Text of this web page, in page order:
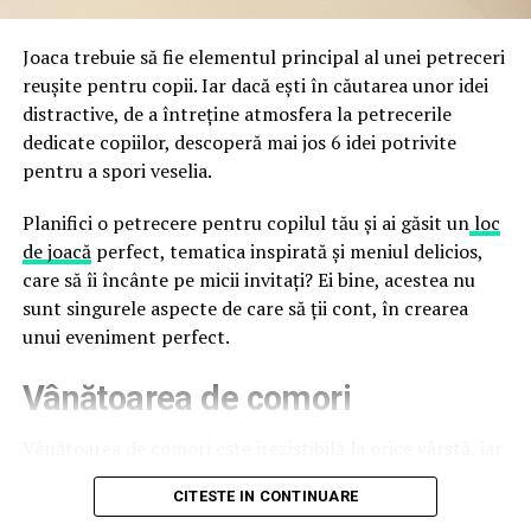
false până la tentative de furt al datelor personale și
financiare. Instituția recomandă verificarea atentă a
sursei mesajelor și raportarea incidentelor la numărul
unic 1911.
Campaniile identificate în ultimele săptămâni folosesc
false de streaming, coduri QR malițioase și mesaje care
promit bilete, rambursări, premii sau acces gratuit la
meciuri. FBI a emis în luna mai un avertisment privind
site-urile care clonează platforma oficială prin
modificări minore ale denumirii domeniului, precum
a colecta date personale și bancare.
de cercetătorii în securitate, ar opera peste 300 de
pagini de phishing care reproduc ecranul de
Joaca trebuie să fie elementul principal al unei petreceri
reușite pentru copii. Iar dacă ești în căutarea unor idei
distractive, de a întreține atmosfera la petrecerile
dedicate copiilor, descoperă mai jos 6 idei potrivite
pentru a spori veselia.
Planifici o petrecere pentru copilul tău și ai găsit unloc
de joacăperfect, tematica inspirată și meniul delicios,
care să îi încânte pe micii invitați? Ei bine, acestea nu
sunt singurele aspecte de care să ții cont, în crearea
unui eveniment perfect.
Vânătoarea de comori
pentru copii este una dintre cele mai distractive
activități. Tot ce trebuie să faci este să ascunzi câteva
CITESTE IN CONTINUARE